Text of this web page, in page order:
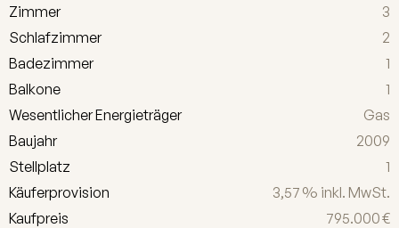
dem Wohn-/Esszimmer haben Sie
Zutritt auf den Westbalkon. Auf dieser
Ebene befinden sich zwei weitere
Schlafzimmer und ein Duschbad mit
WC. Die gesamte Wohnung ist sehr
lichtdurchflutet und besticht durch
Ihren klaren Grundriss und die offene
Raumgestaltung.
Zimmer
3
Schlafzimmer
2
Badezimmer
1
Balkone
1
Wesentlicher Energieträger
Gas
Baujahr
2009
Stellplatz
1
Käufer­provision
3,57 % inkl. MwSt.
Kaufpreis
795.000 €